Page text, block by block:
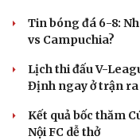
Tin bóng đá 6-8:
vs Campuchia?
Lịch thi đấu V-
Định ngay ở trận
Kết quả bốc thăm
Nội FC dễ thở